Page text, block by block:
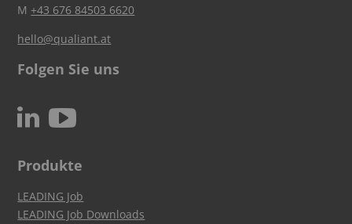
M+43 676 84503 6620
hello@qualiant.at
Folgen Sie uns
N c
Produkte
LEADING Job
LEADING Job Downloads